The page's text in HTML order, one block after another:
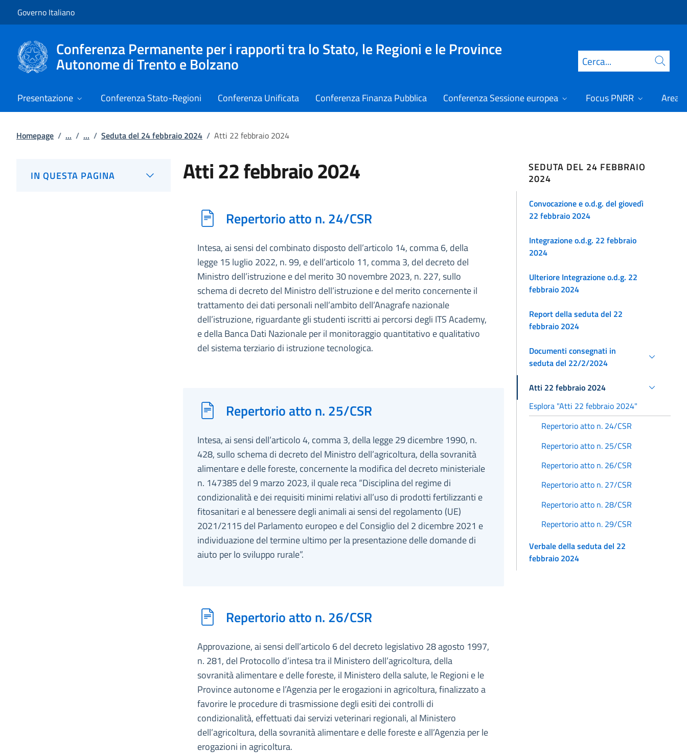
Governo Italiano
Conferenza Permanente per i rapporti tra lo Stato, le Regioni e le Province
Autonome di Trento e Bolzano Cerca
Presentazione Conferenza Stato-Regioni Conferenza Unificata Conferenza Finanza Pubblica Conferenza Sessione europea Focus PNRR Area
Homepage / ... / ... / Seduta del 24 febbraio 2024 / Atti 22 febbraio 2024
IN QUESTA PAGINA Atti 22 febbraio 2024
Repertorio atto n. 24/CSR
Intesa, ai sensi del combinato disposto dell’articolo 14, comma 6, della
legge 15 luglio 2022, n. 99, e dell’articolo 11, comma 3, del decreto del
Ministro dell’istruzione e del merito 30 novembre 2023, n. 227, sullo
schema di decreto del Ministro dell’istruzione e del merito concernente il
trattamento dei dati personali nell’ambito dell’Anagrafe nazionale
dell’istruzione, riguardante gli studenti iscritti ai percorsi degli ITS Academy,
e della Banca Dati Nazionale per il monitoraggio quantitativo e qualitativo
del sistema terziario di istruzione tecnologica.
Repertorio atto n. 25/CSR
Intesa, ai sensi dell’articolo 4, comma 3, della legge 29 dicembre 1990, n.
428, sullo schema di decreto del Ministro dell’agricoltura, della sovranità
alimentare e delle foreste, concernente la modifica del decreto ministeriale
n. 147385 del 9 marzo 2023, il quale reca “Disciplina del regime di
condizionalità e dei requisiti minimi relativi all’uso di prodotti fertilizzanti e
fitosanitari e al benessere degli animali ai sensi del regolamento (UE)
2021/2115 del Parlamento europeo e del Consiglio del 2 dicembre 2021 e
individuazione del termine ultimo per la presentazione delle domande di
aiuto per lo sviluppo rurale”.
Repertorio atto n. 26/CSR
Approvazione, ai sensi dell’articolo 6 del decreto legislativo 28 agosto 1997,
n. 281, del Protocollo d’intesa tra il Ministero dell’agricoltura, della
sovranità alimentare e delle foreste, il Ministero della salute, le Regioni e le
Province autonome e l’Agenzia per le erogazioni in agricoltura, finalizzato a
favorire le procedure di trasmissione degli esiti dei controlli di
condizionalità, effettuati dai servizi veterinari regionali, al Ministero
dell’agricoltura, della sovranità alimentare e delle foreste e all’Agenzia per le
erogazioni in agricoltura.
SEDUTA DEL 24 FEBBRAIO
2024
Convocazione e o.d.g. del giovedì
22 febbraio 2024
Integrazione o.d.g. 22 febbraio
2024
Ulteriore Integrazione o.d.g. 22
febbraio 2024
Report della seduta del 22
febbraio 2024
Documenti consegnati in
seduta del 22/2/2024
Atti 22 febbraio 2024
Esplora "Atti 22 febbraio 2024"
Repertorio atto n. 24/CSR
Repertorio atto n. 25/CSR
Repertorio atto n. 26/CSR
Repertorio atto n. 27/CSR
Repertorio atto n. 28/CSR
Repertorio atto n. 29/CSR
Verbale della seduta del 22
febbraio 2024